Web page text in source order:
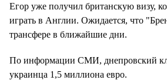
Егор уже получил британскую визу,
играть в Англии. Ожидается, что
трансфере в ближайшие дни.
По информации СМИ, днепровский
украинца 1,5 миллиона евро.